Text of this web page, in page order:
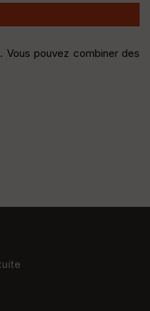
Vous pouvez combiner des